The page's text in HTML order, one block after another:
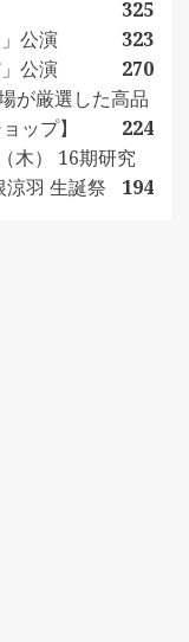
325
公演
323
公演
270
が厳選した高品
ップ】
224
木） 16期研究
羽 生誕祭
194